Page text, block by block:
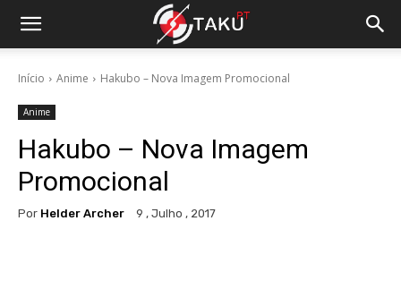
Início Anime Hakubo – Nova Imagem Promocional
Anime
Hakubo – Nova Imagem
Promocional
Por Helder Archer 9 , Julho , 2017